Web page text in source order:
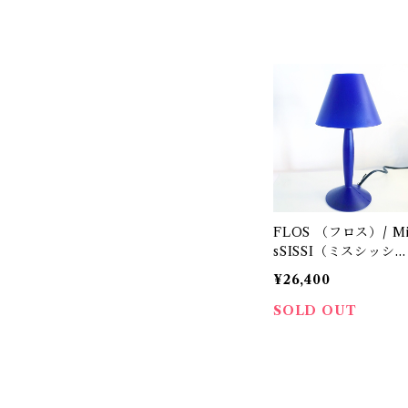
FLOS （フロス）/
sSISSI（ミスシッシ
ー）
¥26,400
SOLD OUT